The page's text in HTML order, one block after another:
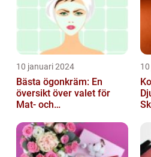
10 januari 2024
Bästa ögonkräm: En
översikt över valet för
Mat- och